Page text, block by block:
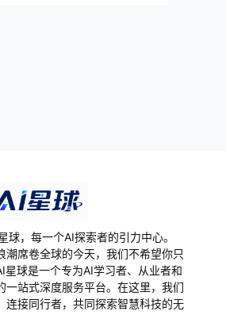
球，每一个AI探索者的引力中心。
潮席卷全球的今天，我们不希望你只
星球是一个专为AI学习者、从业者和
一站式深度服务平台。在这里，我们
连接同行者，共同探索智慧科技的无